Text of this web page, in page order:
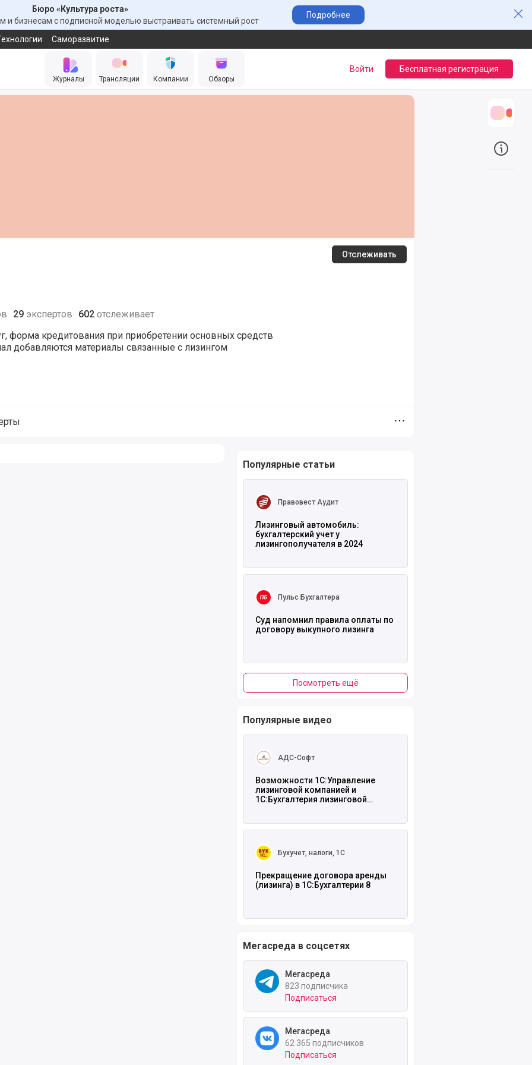
Бюро «Культура роста»
и бизнесам с подписной моделью выстраивать системный рост
Подробнее
Саморазвитие
Журналы Трансляции Компании Обзоры
Войти Бесплатная регистрация
Отслеживать
29 экспертов 602 отслеживает
форма кредитования при приобретении основных средств
добавляются материалы связанные с лизингом
Дополнительное меню
Популярные статьи
Правовест Аудит
Лизинговый автомобиль:
бухгалтерский учет у
лизингополучателя в 2024
Пульс Бухгалтера
Суд напомнил правила оплаты по
договору выкупного лизинга
Посмотреть ещё
Популярные видео
АДС-Софт
Возможности 1С:Управление
лизинговой компанией и
1С:Бухгалтерия лизинговой
Бухучет, налоги, 1С
Прекращение договора аренды
(лизинга) в 1С:Бухгалтерии 8
Мегасреда в соцсетях
Мегасреда
823 подписчика
Подписаться
Мегасреда
62 365 подписчиков
Подписаться
О